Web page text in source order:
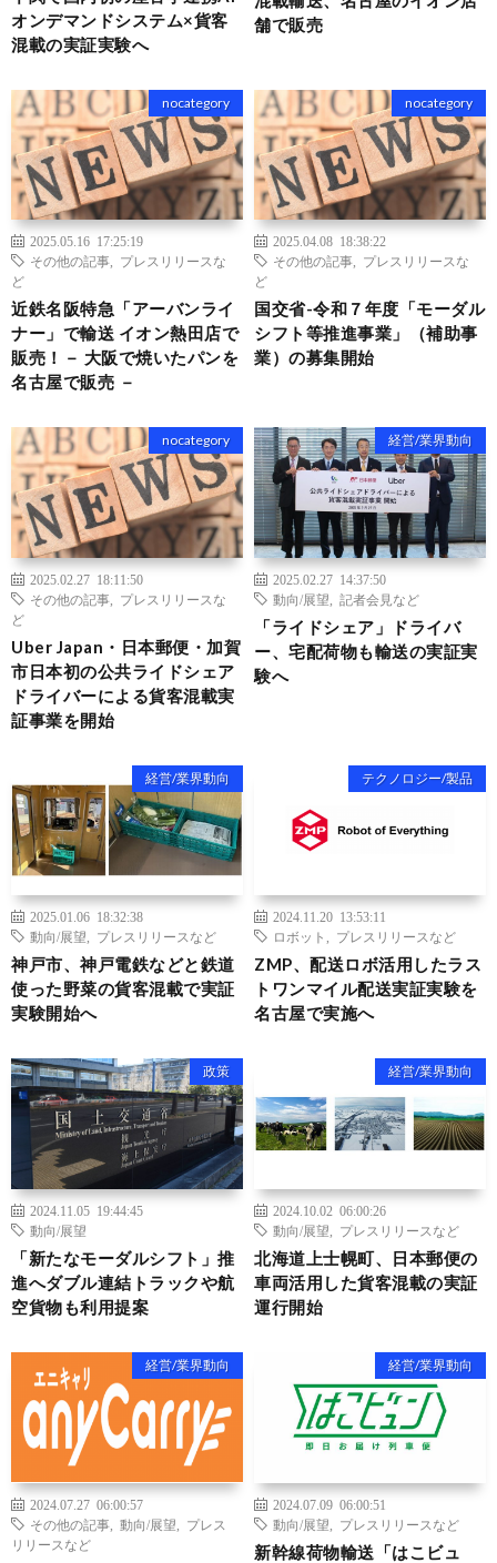
オンデマンドシステム×貨客
混載の実証実験へ
舗で販売
nocategory
2025.05.16 17:25:19
その他の記事
プレスリリースな
ど
近鉄名阪特急「アーバンライ
ナー」で輸送 イオン熱田店で
販売！－ 大阪で焼いたパンを
名古屋で販売 －
nocategory
2025.04.08 18:38:22
その他の記事
プレスリリースな
ど
国交省-令和７年度「モーダル
シフト等推進事業」（補助事
業）の募集開始
nocategory
2025.02.27 18:11:50
その他の記事
プレスリリースな
ど
Uber Japan・日本郵便・加賀
市日本初の公共ライドシェア
ドライバーによる貨客混載実
証事業を開始
経営/業界動向
2025.02.27 14:37:50
動向/展望
記者会見など
「ライドシェア」ドライバ
ー、宅配荷物も輸送の実証実
験へ
経営/業界動向
2025.01.06 18:32:38
動向/展望
プレスリリースなど
神戸市、神戸電鉄などと鉄道
使った野菜の貨客混載で実証
実験開始へ
テクノロジー/製品
2024.11.20 13:53:11
ロボット
プレスリリースなど
ZMP、配送ロボ活用したラス
トワンマイル配送実証実験を
名古屋で実施へ
政策
2024.11.05 19:44:45
動向/展望
「新たなモーダルシフト」推
進へダブル連結トラックや航
空貨物も利用提案
経営/業界動向
2024.10.02 06:00:26
動向/展望
プレスリリースなど
北海道上士幌町、日本郵便の
車両活用した貨客混載の実証
運行開始
経営/業界動向
2024.07.27 06:00:57
その他の記事
動向/展望
プレス
リリースなど
経営/業界動向
2024.07.09 06:00:51
動向/展望
プレスリリースなど
新幹線荷物輸送「はこビュ